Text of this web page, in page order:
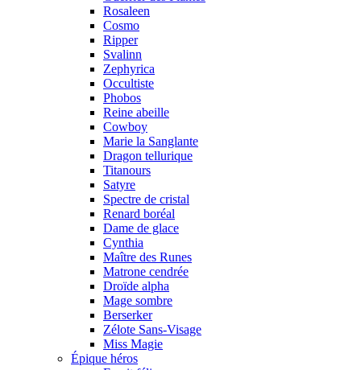
Rosaleen
Cosmo
Ripper
Svalinn
Zephyrica
Occultiste
Phobos
Reine abeille
Cowboy
Marie la Sanglante
Dragon tellurique
Titanours
Satyre
Spectre de cristal
Renard boréal
Dame de glace
Cynthia
Maître des Runes
Matrone cendrée
Droïde alpha
Mage sombre
Berserker
Zélote Sans-Visage
Miss Magie
Épique héros